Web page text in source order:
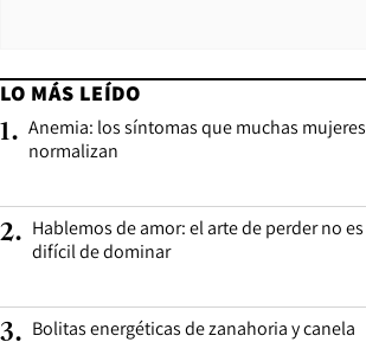
LO MÁS LEÍDO
1. Anemia: los síntomas que muchas mujeres
normalizan
2. Hablemos de amor: el arte de perder no es
difícil de dominar
3. Bolitas energéticas de zanahoria y canela